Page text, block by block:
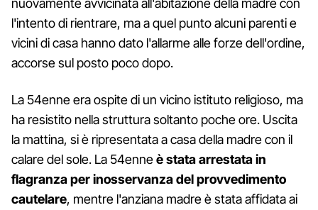
nuovamente avvicinata all'abitazione della madre con
l'intento di rientrare, ma a quel punto alcuni parenti e
vicini di casa hanno dato l'allarme alle forze dell'ordine,
accorse sul posto poco dopo.
La 54enne era ospite di un vicino istituto religioso, ma
ha resistito nella struttura soltanto poche ore. Uscita
la mattina, si è ripresentata a casa della madre con il
calare del sole. La 54enneè stata arrestata in
flagranza per inosservanza del provvedimento
cautelare, mentre l'anziana madre è stata affidata ai